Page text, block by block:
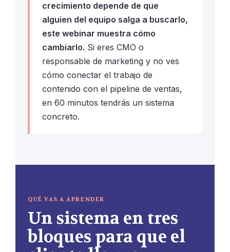
crecimiento depende de que
alguien del equipo salga a buscarlo,
este webinar muestra cómo
cambiarlo. Si eres CMO o
responsable de marketing y no ves
cómo conectar el trabajo de
contenido con el pipeline de ventas,
en 60 minutos tendrás un sistema
concreto.
QUÉ VAS A APRENDER
Un sistema en tres
bloques para que el